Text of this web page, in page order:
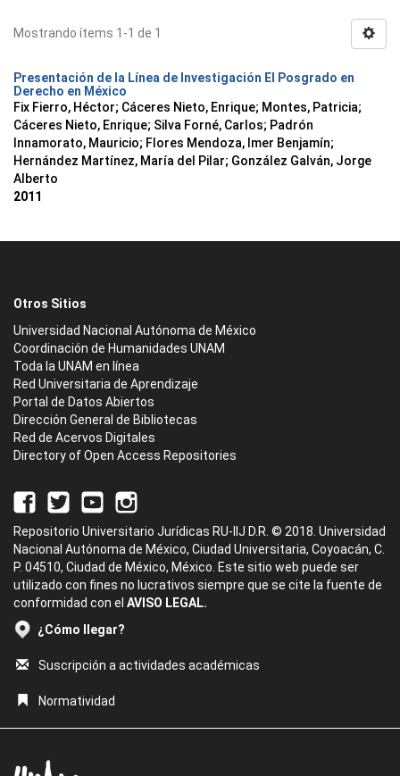
Mostrando ítems 1-1 de 1
Presentación de la Línea de Investigación El Posgrado en
Derecho en México
Fix Fierro, Héctor; Cáceres Nieto, Enrique; Montes, Patricia;
Cáceres Nieto, Enrique; Silva Forné, Carlos; Padrón
Innamorato, Mauricio; Flores Mendoza, Imer Benjamín;
Hernández Martínez, María del Pilar; González Galván, Jorge
Alberto
2011
Otros Sitios
Universidad Nacional Autónoma de México
Coordinación de Humanidades UNAM
Toda la UNAM en línea
Red Universitaria de Aprendizaje
Portal de Datos Abiertos
Dirección General de Bibliotecas
Red de Acervos Digitales
Directory of Open Access Repositories
Repositorio Universitario Jurídicas RU-IIJ D.R. © 2018. Universidad
Nacional Autónoma de México, Ciudad Universitaria, Coyoacán, C.
P. 04510, Ciudad de México, México. Este sitio web puede ser
utilizado con fines no lucrativos siempre que se cite la fuente de
conformidad con el AVISO LEGAL.
¿Cómo llegar?
Suscripción a actividades académicas
Normatividad